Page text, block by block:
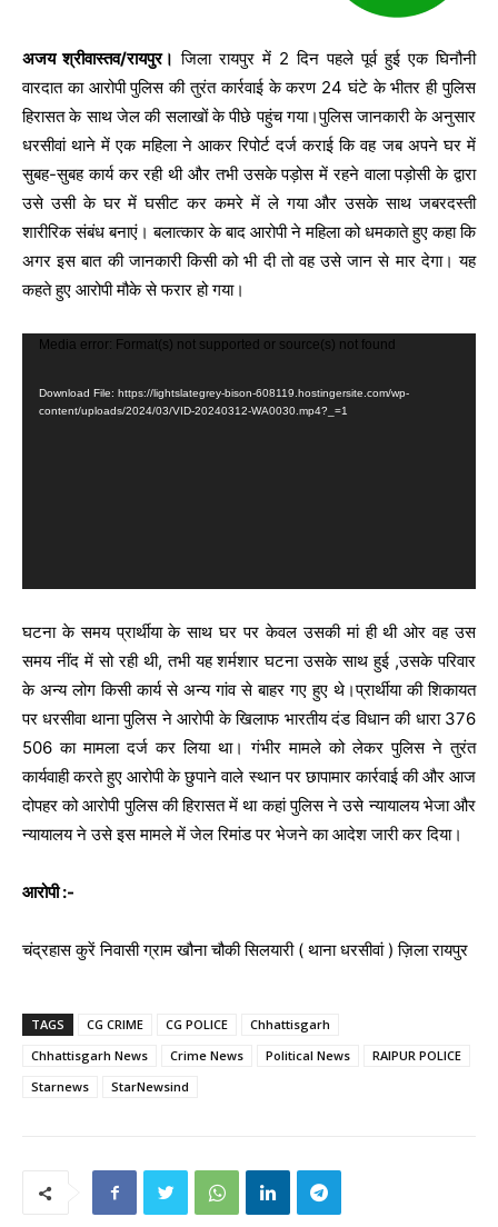
अजय श्रीवास्तव/रायपुर। जिला रायपुर में 2 दिन पहले पूर्व हुई एक घिनौनी
वारदात का आरोपी पुलिस की तुरंत कार्रवाई के करण 24 घंटे के भीतर ही पुलिस
हिरासत के साथ जेल की सलाखों के पीछे पहुंच गया।पुलिस जानकारी के अनुसार
धरसीवां थाने में एक महिला ने आकर रिपोर्ट दर्ज कराई कि वह जब अपने घर में
सुबह-सुबह कार्य कर रही थी और तभी उसके पड़ोस में रहने वाला पड़ोसी के द्वारा
उसे उसी के घर में घसीट कर कमरे में ले गया और उसके साथ जबरदस्ती
शारीरिक संबंध बनाएं। बलात्कार के बाद आरोपी ने महिला को धमकाते हुए कहा कि
अगर इस बात की जानकारी किसी को भी दी तो वह उसे जान से मार देगा। यह
कहते हुए आरोपी मौके से फरार हो गया।
r
Media error: Format(s) not supported or source(s) not found
Download File: https://lightslategrey-bison-608119.hostingersite.com/wp-
content/uploads/2024/03/VID-20240312-WA0030.mp4?_=1
घटना के समय प्रार्थीया के साथ घर पर केवल उसकी मां ही थी ओर वह उस
समय नींद में सो रही थी, तभी यह शर्मशार घटना उसके साथ हुई ,उसके परिवार
के अन्य लोग किसी कार्य से अन्य गांव से बाहर गए हुए थे।प्रार्थीया की शिकायत
पर धरसीवा थाना पुलिस ने आरोपी के खिलाफ भारतीय दंड विधान की धारा 376
506 का मामला दर्ज कर लिया था। गंभीर मामले को लेकर पुलिस ने तुरंत
कार्यवाही करते हुए आरोपी के छुपाने वाले स्थान पर छापामार कार्रवाई की और आज
दोपहर को आरोपी पुलिस की हिरासत में था कहां पुलिस ने उसे न्यायालय भेजा और
न्यायालय ने उसे इस मामले में जेल रिमांड पर भेजने का आदेश जारी कर दिया।
आरोपी :-
चंद्रहास कुरें निवासी ग्राम खौना चौकी सिलयारी ( थाना धरसीवां ) ज़िला रायपुर
TAGS CG CRIME CG POLICE
Chhattisgarh
Chhattisgarh News
Crime News Political News
RAIPUR POLICE
Starnews
StarNewsind